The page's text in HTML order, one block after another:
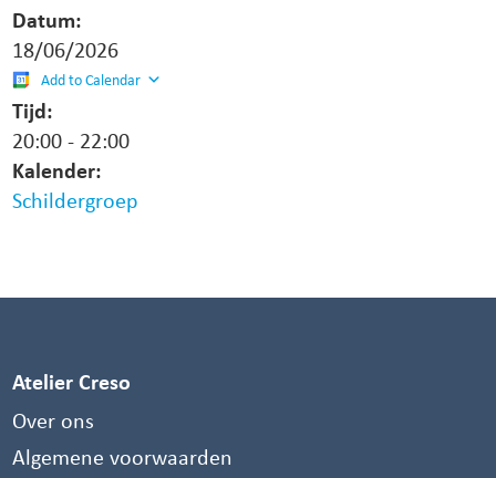
Datum:
18/06/2026
Add to Calendar
Tijd:
20:00- 22:00
Kalender:
Schildergroep
Atelier Creso
Over ons
Algemene voorwaarden